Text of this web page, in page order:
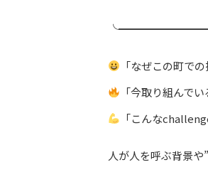
「なぜこの町で
「今取り組んで
「こんな
人が人を呼ぶ背景や